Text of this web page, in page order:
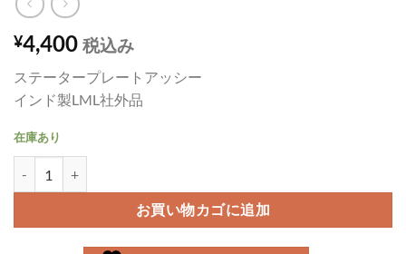
¥4,400 税込み
ステータープレートアッシー
インド製LML社外品
在庫あり
お買い物カゴに追加